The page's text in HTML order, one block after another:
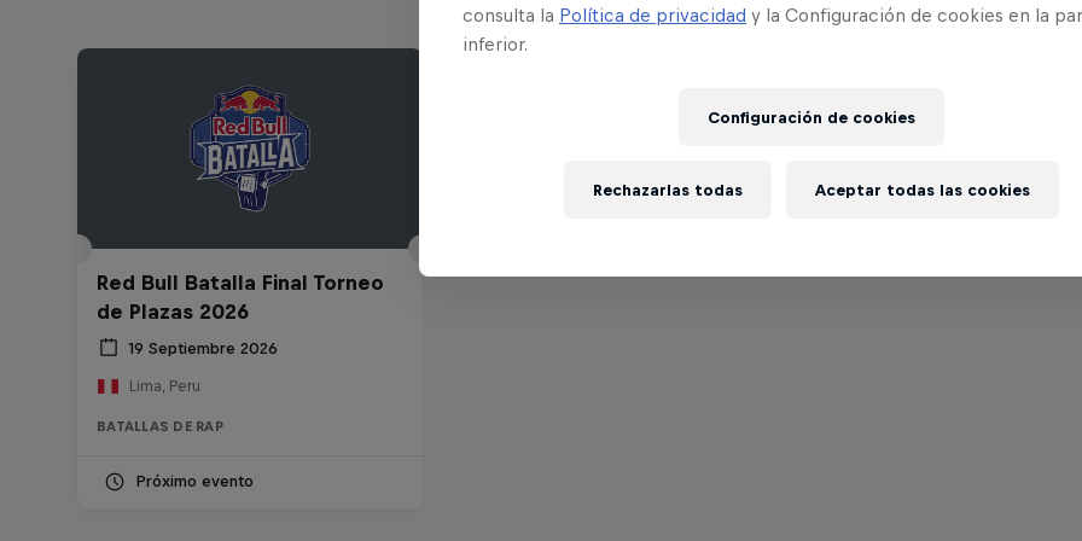
Red Bull Batalla Final Torneo
de Plazas 2026
19 Septiembre 2026
Lima, Peru
BATALLAS DE RAP
Próximo evento
consulta la Política de privacidad y la Configuración de cookies en la
inferior.
Configuración de cookies
Rechazarlas todas Aceptar todas las cookies